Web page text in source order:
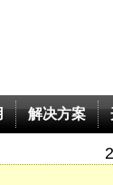
解决方案